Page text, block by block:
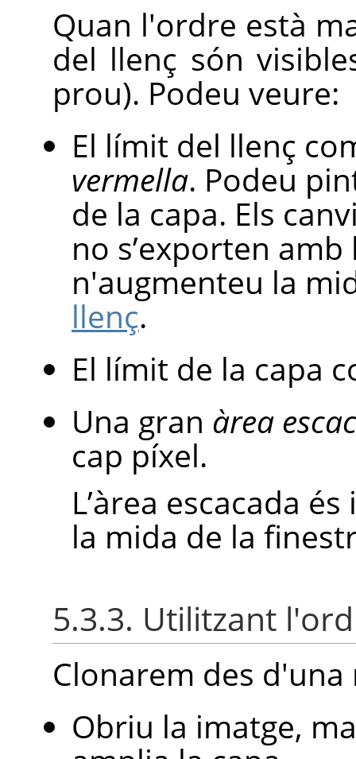
Quan l'ordre està
del llenç són
prou). Podeu veure:
El límit del llenç
vermella. Podeu
de la capa. Els
no s’exporten
n'augmenteu la
llenç.
El límit de la capa
Una gran àrea
cap píxel.
L’àrea escacada
la mida de la
5.3.3. Utilitzant
Clonarem des
Obriu la imatge,